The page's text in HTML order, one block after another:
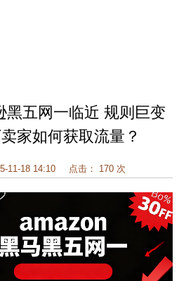
黑五网一临近 规则巨变
家如何获取流量？
11-18 14:10 点击： 170 次